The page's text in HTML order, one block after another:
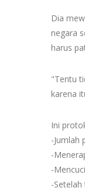
Dia
negara
harus
"Tentu
karena
Ini
-Jumlah
-
-
-